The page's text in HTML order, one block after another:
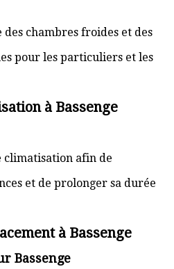
des chambres froides et des
pour les particuliers et les
à Bassenge
climatisation afin de
et de prolonger sa durée
à Bassenge
Bassenge